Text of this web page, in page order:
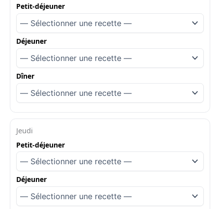
Petit-déjeuner
Déjeuner
Dîner
Jeudi
Petit-déjeuner
Déjeuner